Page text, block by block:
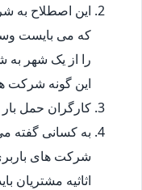
این اصطلاح به
که می بایست
را از یک شهر به
این گونه شرکت
کارگران حمل بار
به کسانی
شرکت های
اثاثیه مشتریان